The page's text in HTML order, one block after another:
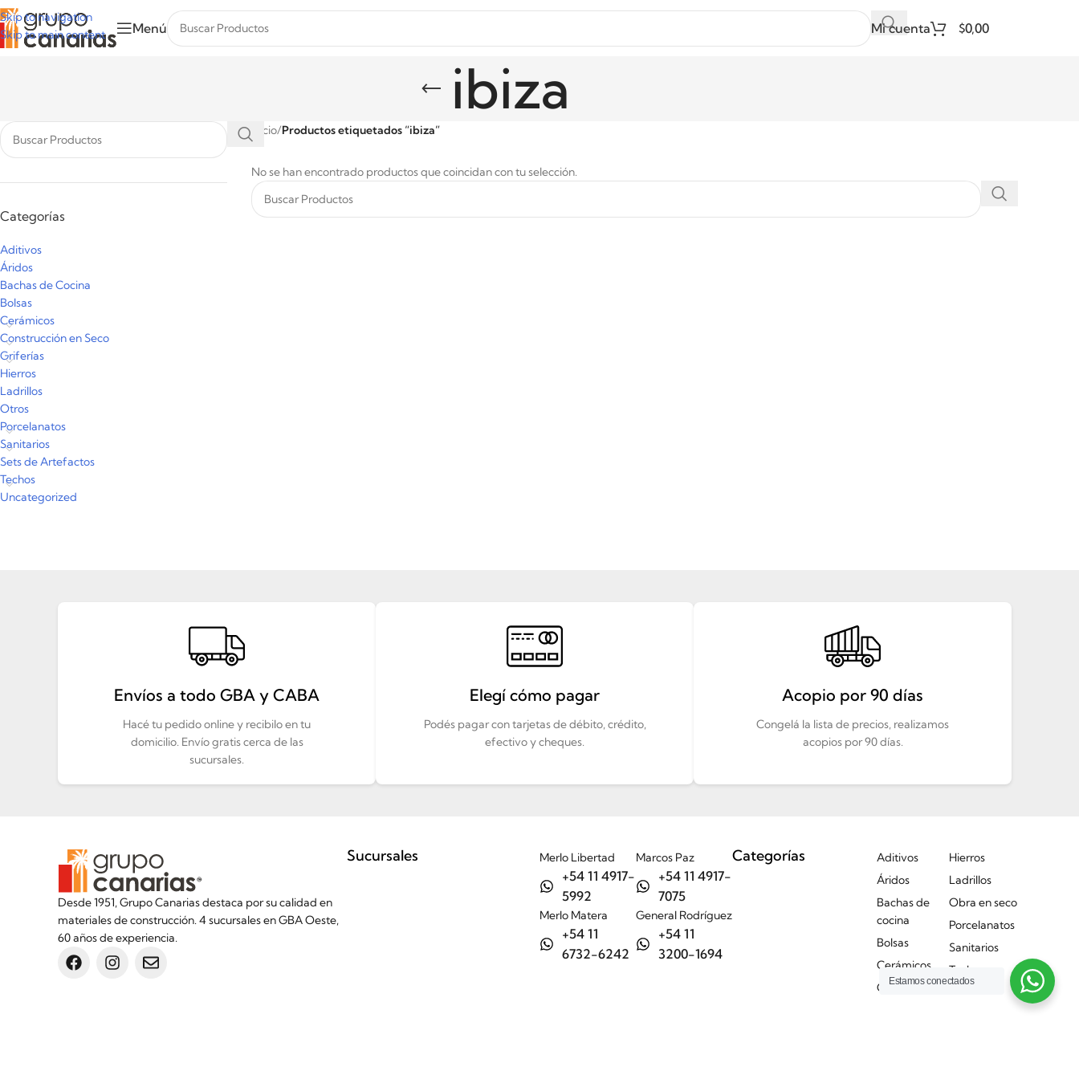
Skip to navigation
Skip to main content
Menú Mi cuenta $0,00
ibiza
Categorías
Aditivos
Áridos
Bachas de Cocina
Bolsas
Cerámicos
Construcción en Seco
Griferías
Hierros
Ladrillos
Otros
Porcelanatos
Sanitarios
Sets de Artefactos
Techos
Uncategorized
Inicio/Productos etiquetados “ibiza”
No se han encontrado productos que coincidan con tu selección.
Envíos a todo GBA y CABA
Hacé tu pedido online y recibilo en tu
domicilio. Envío gratis cerca de las
sucursales.
Elegí cómo pagar
Podés pagar con tarjetas de débito, crédito,
efectivo y cheques.
Acopio por 90 días
Congelá la lista de precios, realizamos
acopios por 90 días.
Desde 1951, Grupo Canarias destaca por su calidad en
materiales de construcción. 4 sucursales en GBA Oeste,
60 años de experiencia.
Sucursales Merlo Libertad
+54 11 4917-
5992
Merlo Matera
+54 11
6732-6242
Marcos Paz
+54 11 4917-
7075
General Rodríguez
+54 11
3200-1694
Categorías
Aditivos
Áridos
Bachas de
cocina
Bolsas
Cerámicos
Griferías
Hierros
Ladrillos
Obra en seco
Porcelanatos
Sanitarios
Techos
Estamos conectados